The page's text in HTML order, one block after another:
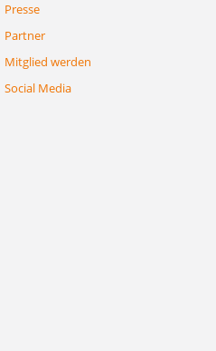
Presse
Partner
Mitglied werden
Social Media